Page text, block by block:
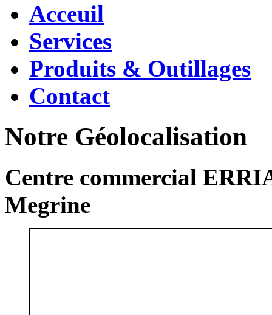
Acceuil
Services
Produits & Outillages
Contact
Notre Géolocalisation
Centre commercial
Megrine